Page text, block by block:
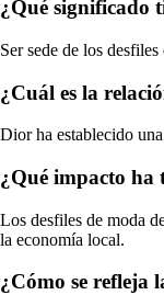
¿Qué significado
Ser sede de los
¿Cuál es la
Dior ha establecido
¿Qué impacto ha
Los desfiles de moda
la economía local.
¿Cómo se refleja